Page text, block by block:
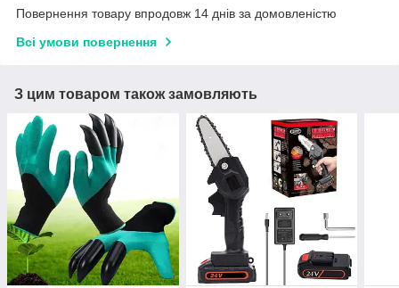
Повернення товару впродовж 14 днів за домовленістю
Всі умови повернення
З цим товаром також замовляють